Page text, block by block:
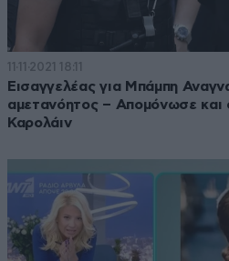
11·11·2021 18:11
Εισαγγελέας για Μπάμπη
αμετανόητος – Απομόνωσε και
Καρολάιν